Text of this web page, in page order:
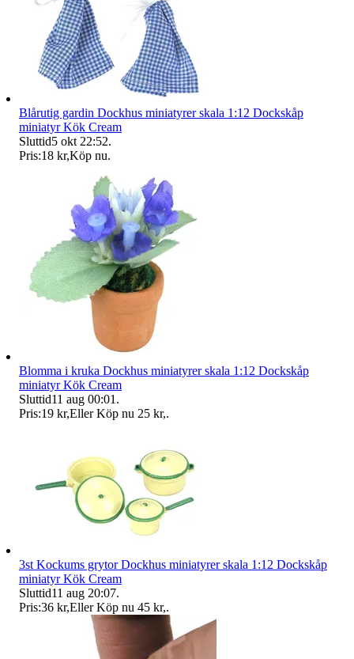
Blårutig gardin Dockhus miniatyrer skala 1:12 Dockskåp
miniatyr Kök Cream
Sluttid5 okt 22:52.
Pris:18 kr,Köp nu.
Blomma i kruka Dockhus miniatyrer skala 1:12 Dockskåp
miniatyr Kök Cream
Sluttid11 aug 00:01 .
Pris:19 kr,Eller Köp nu 25 kr,.
3st Kockums grytor Dockhus miniatyrer skala 1:12 Dockskåp
miniatyr Kök Cream
Sluttid11 aug 20:07.
Pris:36 kr,Eller Köp nu 45 kr,.